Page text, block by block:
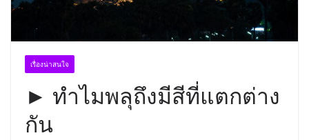
เรื่องน่าสนใจ
► ทำไมพลุถึงมีสีที่แตกต่าง
กัน